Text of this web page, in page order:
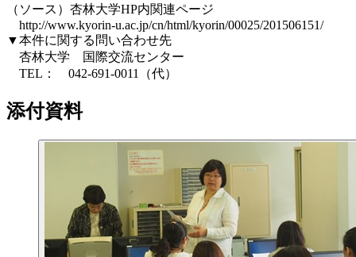
（ソース）杏林大学HP内関連ページ
http://www.kyorin-u.ac.jp/cn/html/kyorin/00025/201506151/
▼本件に関する問い合わせ先
杏林大学 国際交流センター
TEL： 042-691-0011（代）
添付資料